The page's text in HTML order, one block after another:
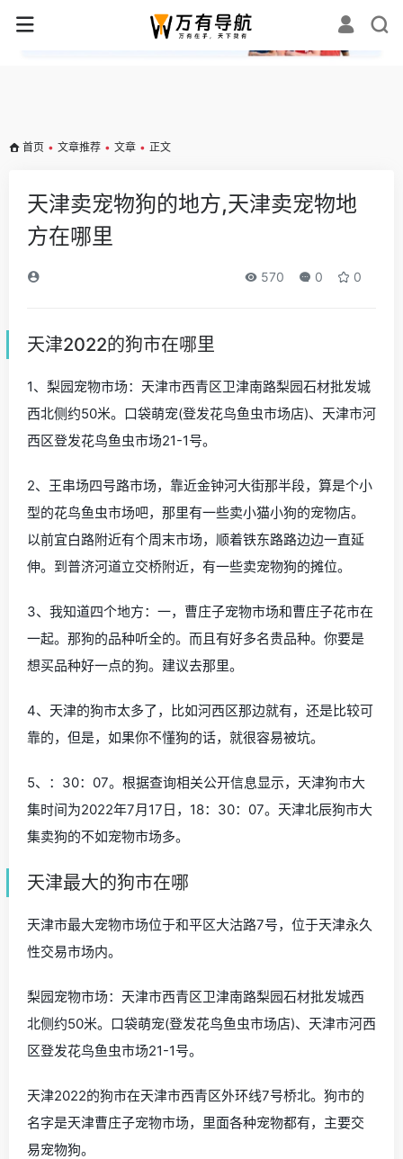
✕
首页 • 文章推荐 • 文章 • 正文
天津卖宠物狗的地方,天津卖宠物地
方在哪里
570 0 0
天津2022的狗市在哪里
1、梨园宠物市场：天津市西青区卫津南路梨园石材批发城
西北侧约50米。口袋萌宠(登发花鸟鱼虫市场店)、天津市河
西区登发花鸟鱼虫市场21-1号。
2、王串场四号路市场，靠近金钟河大街那半段，算是个小
型的花鸟鱼虫市场吧，那里有一些卖小猫小狗的宠物店。
以前宜白路附近有个周末市场，顺着铁东路路边边一直延
伸。到普济河道立交桥附近，有一些卖宠物狗的摊位。
3、我知道四个地方：一，曹庄子宠物市场和曹庄子花市在
一起。那狗的品种听全的。而且有好多名贵品种。你要是
想买品种好一点的狗。建议去那里。
4、天津的狗市太多了，比如河西区那边就有，还是比较可
靠的，但是，如果你不懂狗的话，就很容易被坑。
5、：30：07。根据查询相关公开信息显示，天津狗市大
集时间为2022年7月17日，18：30：07。天津北辰狗市大
集卖狗的不如宠物市场多。
天津最大的狗市在哪
天津市最大宠物市场位于和平区大沽路7号，位于天津永久
性交易市场内。
梨园宠物市场：天津市西青区卫津南路梨园石材批发城西
北侧约50米。口袋萌宠(登发花鸟鱼虫市场店)、天津市河西
区登发花鸟鱼虫市场21-1号。
天津2022的狗市在天津市西青区外环线7号桥北。狗市的
名字是天津曹庄子宠物市场，里面各种宠物都有，主要交
易宠物狗。